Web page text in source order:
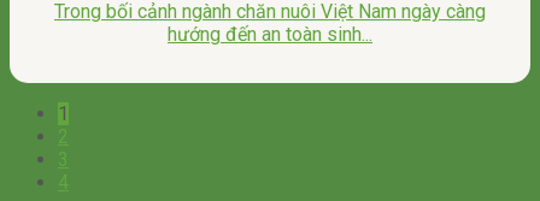
Trong bối cảnh ngành chăn nuôi Việt Nam ngày càng
hướng đến an toàn sinh...
1
2
3
4